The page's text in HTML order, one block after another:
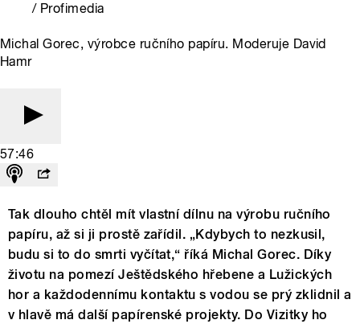
/ Profimedia
Michal Gorec, výrobce ručního papíru. Moderuje David
Hamr
57:46
Tak dlouho chtěl mít vlastní dílnu na výrobu ručního
papíru, až si ji prostě zařídil. „Kdybych to nezkusil,
budu si to do smrti vyčítat,“ říká Michal Gorec. Díky
životu na pomezí Ještědského hřebene a Lužických
hor a každodennímu kontaktu s vodou se prý zklidnil a
v hlavě má další papírenské projekty. Do Vizitky ho